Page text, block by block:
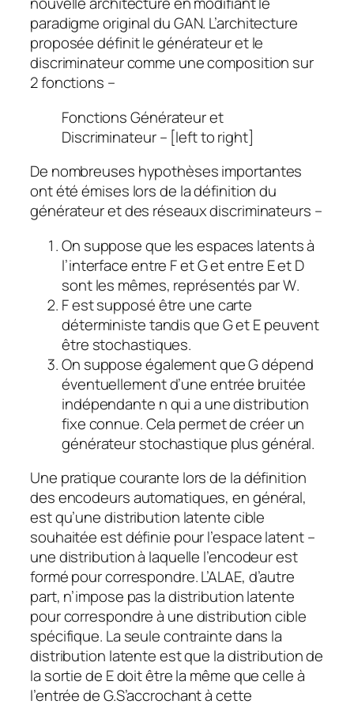
paradigme original du GAN. L’architecture
proposée définit le générateur et le
discriminateur comme une composition sur
2 fonctions –
Fonctions Générateur et
Discriminateur – [left to right]
De nombreuses hypothèses importantes
ont été émises lors de la définition du
générateur et des réseaux discriminateurs –
On suppose que les espaces latents à
l’interface entre F et G et entre E et D
sont les mêmes, représentés parW.
F est supposé être une carte
déterministe tandis que G et E peuvent
être stochastiques.
On suppose également que G dépend
éventuellement d’une entrée bruitée
indépendante η qui a une distribution
fixe connue. Cela permet de créer un
générateur stochastique plus général.
Une pratique courante lors de la définition
des encodeurs automatiques, en général,
est qu’une distribution latente cible
souhaitée est définie pour l’espace latent –
une distribution à laquelle l’encodeur est
formé pour correspondre. L’ALAE, d’autre
part, n’impose pas la distribution latente
pour correspondre à une distribution cible
spécifique. La seule contrainte dans la
distribution latente est que la distribution de
la sortie de E doit être la même que celle à
l’entrée de G.S’accrochant à cette